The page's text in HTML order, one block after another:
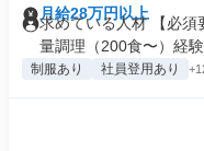
月給28万円以上
求めている人材 【必須
量調理（200食〜）経験
制服あり 社員登用あり